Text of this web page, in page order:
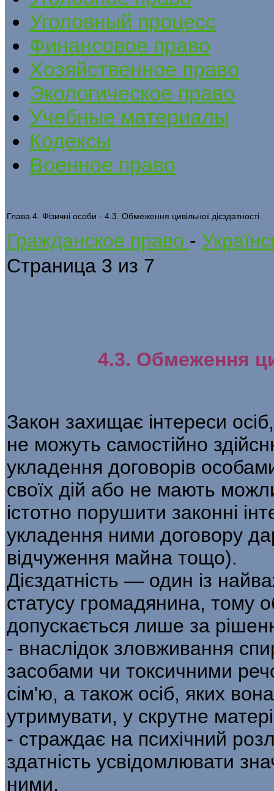
Уголовный процесс
Финансовое право
Хозяйственное право
Экологическое право
Учебные материалы
Кодексы
Военное право
Глава 4. Фізичні особи - 4.3. Обмеження цивільної дієздатності
Гражданское право -
Страница 3 из 7
4.3. Обмеження
Закон захищає інтереси
не можуть самостійно
укладення договорів
своїх дій або не мають
істотно порушити законні
укладення ними договору
відчуження майна тощо).
Дієздатність — один із
статусу громадянина, тому
допускається лише за
- внаслідок зловживання
засобами чи токсичними
сім'ю, а також осіб, яких
утримувати, у скрутне
- страждає на психічний
здатність усвідомлювати
ними.